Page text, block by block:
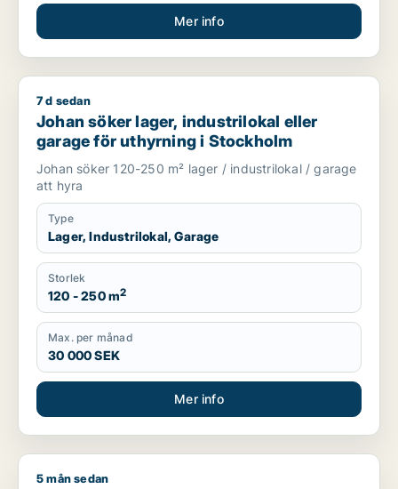
Mer info
Johan söker lager, industrilokal eller garage för uthyrning i
7 d sedan
Johan söker lager, industrilokal eller
garage för uthyrning i Stockholm
Johan söker 120-250 m² lager / industrilokal / garage
att hyra
Type
Lager, Industrilokal, Garage
Storlek
120 - 250 m2
Max. per månad
30 000 SEK
Mer info
Ibrahim söker kontor, lager, industrilokal, klinik,
5 mån sedan